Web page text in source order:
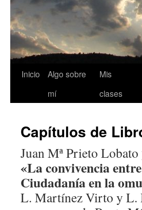
Inicio
Algo sobre
mí
Mis
clases
Capítulos de
Juan Mª Prieto
«La convivencia
Ciudadanía en la
L. Martínez Virto y L.